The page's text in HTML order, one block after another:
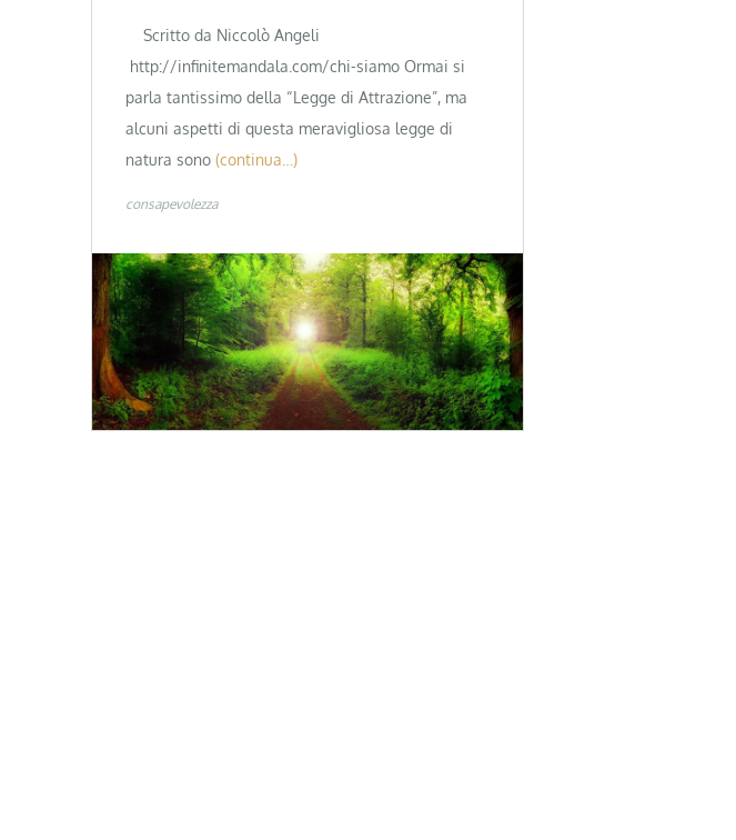
Scritto da Niccolò Angeli
http://infinitemandala.com/chi-siamo Ormai si
parla tantissimo della “Legge di Attrazione”, ma
alcuni aspetti di questa meravigliosa legge di
natura sono (continua…)
consapevolezza